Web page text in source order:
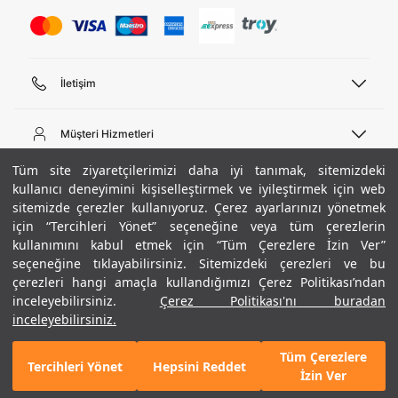
Tüm site ziyaretçilerimizi daha iyi tanımak, sitemizdeki
kullanıcı deneyimini kişiselleştirmek ve iyileştirmek için web
sitemizde çerezler kullanıyoruz. Çerez ayarlarınızı yönetmek
için “Tercihleri Yönet” seçeneğine veya tüm çerezlerin
kullanımını kabul etmek için “Tüm Çerezlere İzin Ver”
seçeneğine tıklayabilirsiniz. Sitemizdeki çerezleri ve bu
çerezleri hangi amaçla kullandığımızı Çerez Politikası’ndan
inceleyebilirsiniz.
Çerez Politikası'nı buradan
inceleyebilirsiniz.
Tercihleri Yönet Hepsini Reddet
Tüm Çerezlere
İzin Ver
+ 15 Renk
7.990 TL
%40
SEPETE EKLE
İletişim
444 02 00
Pazartesi - Cuma 09:00 - 18:00
E-posta
bilgi@underarmour.com
Müşteri Hizmetleri
Sipariş Sorgulama
Bize Ulaşın
Teslimat Bilgileri
İşlem Rehberi
İade ve Değişimler
Sıkça Sorulan Sorular
Beden Rehberi
Site Haritası
Hakkımızda
Ticari Bilgiler
Hükümler ve Koşullar
Gizlilik Politikası
Çerez Politikası
Kariyer
ETBİS
UA Sosyal Medya
Instagram
Facebook
Twitter
Popüler Kategoriler
Erkek Basketbol Ayakkabısı
Çocuk Basketbol Ayakkabısı
Erkek Eşofman